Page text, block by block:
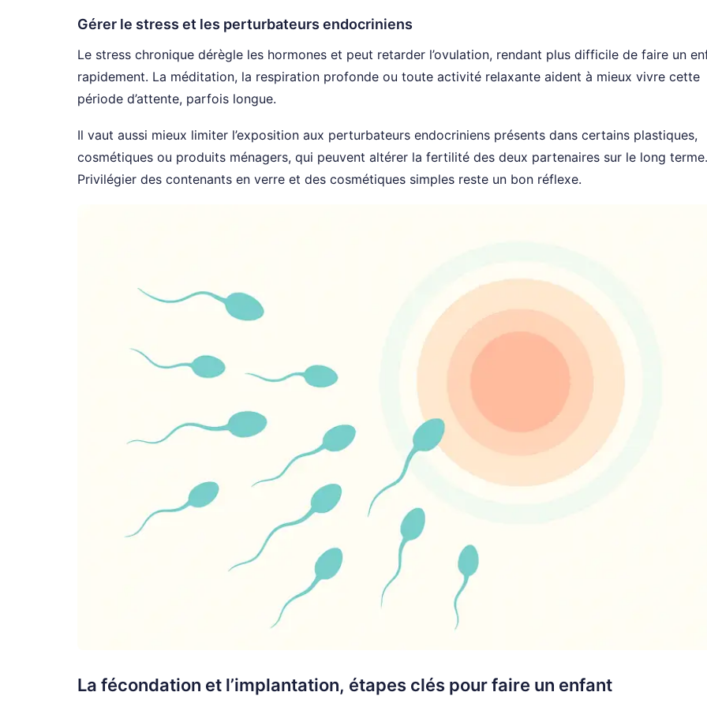
Gérer le stress et les perturbateurs endocriniens
Le stress chronique dérègle les hormones et peut retarder l’ovulation, rendant plus difficile de faire un
rapidement. La méditation, la respiration profonde ou toute activité relaxante aident à mieux vivre cette
période d’attente, parfois longue.
Il vaut aussi mieux limiter l’exposition aux perturbateurs endocriniens présents dans certains plastiques,
cosmétiques ou produits ménagers, qui peuvent altérer la fertilité des deux partenaires sur le long terme.
Privilégier des contenants en verre et des cosmétiques simples reste un bon réflexe.
La fécondation et l’implantation, étapes clés pour faire un enfant